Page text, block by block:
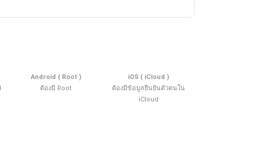
Android ( Root )
ต้องมี Root
iOS ( iCloud )
ต้องมีข้อมูลยืนยันตัวตนใน
iCloud